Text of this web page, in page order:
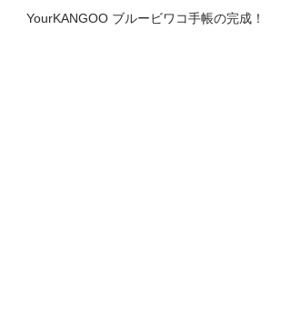
YourKANGOO ブルービワコ手帳の完成！